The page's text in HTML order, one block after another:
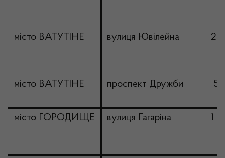
місто ВАТУТІНЕ вулиця Ювілейна 2
місто ВАТУТІНЕ проспект Дружби
місто ГОРОДИЩЕ вулиця Гагаріна 1